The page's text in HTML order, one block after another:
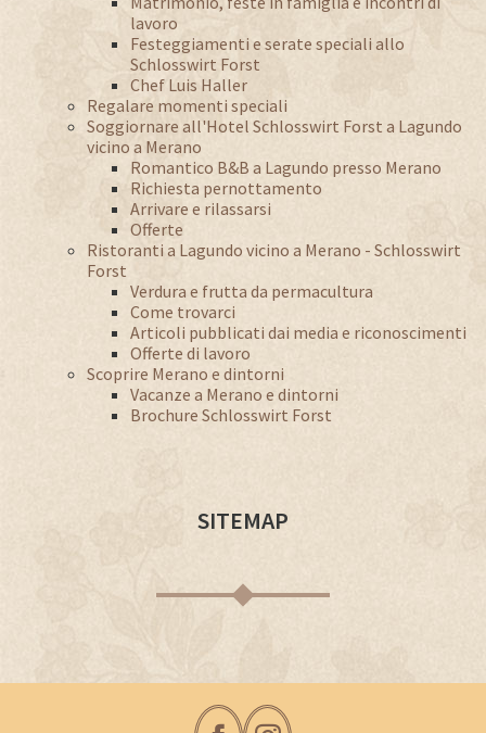
lavoro
Festeggiamenti e serate speciali allo
Schlosswirt Forst
Chef Luis Haller
Regalare momenti speciali
Soggiornare all'Hotel Schlosswirt Forst a Lagundo
vicino a Merano
Romantico B&B a Lagundo presso Merano
Richiesta pernottamento
Arrivare e rilassarsi
Offerte
Ristoranti a Lagundo vicino a Merano - Schlosswirt
Forst
Verdura e frutta da permacultura
Come trovarci
Articoli pubblicati dai media e riconoscimenti
Offerte di lavoro
Scoprire Merano e dintorni
Vacanze a Merano e dintorni
Brochure Schlosswirt Forst
SITEMAP